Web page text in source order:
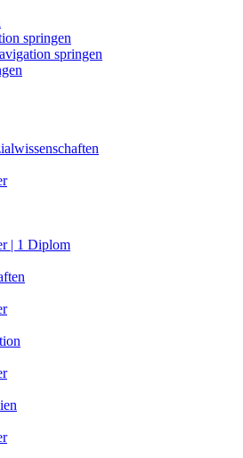
springen
springen
| 1 Diplom